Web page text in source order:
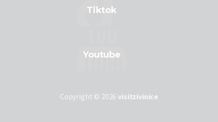
Tiktok
Youtube
Copyright © 2026visitzivinice